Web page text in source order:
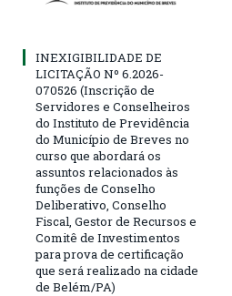
INEXIGIBILIDADE DE
LICITAÇÃO Nº 6.2026-
070526 (Inscrição de
Servidores e Conselheiros
do Instituto de Previdência
do Município de Breves no
curso que abordará os
assuntos relacionados às
funções de Conselho
Deliberativo, Conselho
Fiscal, Gestor de Recursos e
Comitê de Investimentos
para prova de certificação
que será realizado na cidade
de Belém/PA)